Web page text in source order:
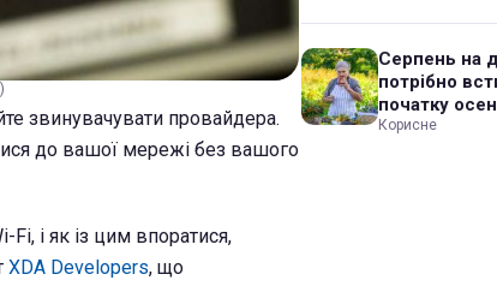
звинувачувати провайдера.
до вашої мережі без вашого
і як із цим впоратися,
XDA Developers, що
Серпень на
потрібно
початку
Корисне